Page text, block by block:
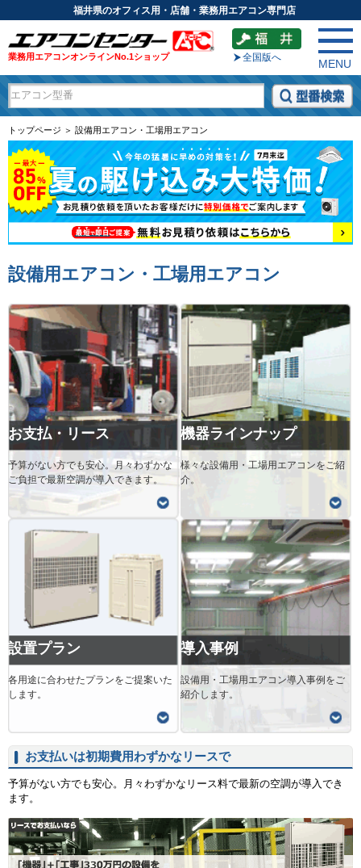
福井県のオフィス用・店舗・業務用エアコン専門店
業務用エアコンオンラインNo.1ショップ 全国版へ
MENU
トップページ ＞ 設備用エアコン・工場用エアコン
設備用エアコン・工場用エアコン
お支払・リース
予算がない方でも安心。月々わずかな
ご負担で最新空調が導入できます。
機器ラインナップ
様々な設備用・工場用エアコンをご紹
介。
設置プラン
各用途に合わせたプランをご提案いた
します。
導入事例
設備用・工場用エアコン導入事例をご
紹介します。
お支払いは初期費用わずかなリースで
予算がない方でも安心。月々わずかなリース料で最新の空調が導入でき
ます。